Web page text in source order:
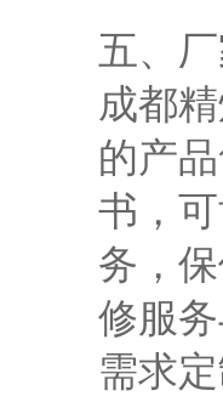
五、
成都
的产
书，
务，
修服
需求